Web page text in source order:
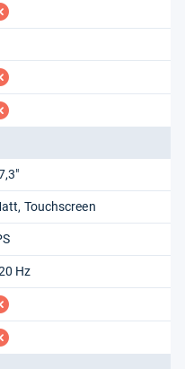
Touchscreen
Hz